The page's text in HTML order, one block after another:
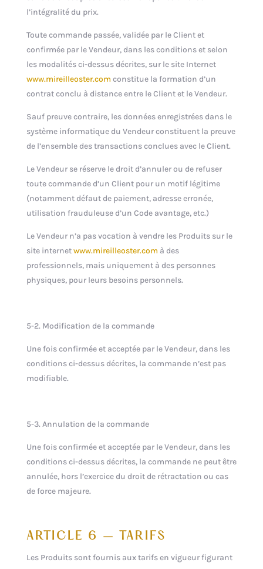
l’intégralité du prix.
Toute commande passée, validée par le Client et
confirmée par le Vendeur, dans les conditions et selon
les modalités ci-dessus décrites, sur le site Internet
www.mireilleoster.com constitue la formation d’un
contrat conclu à distance entre le Client et le Vendeur.
Sauf preuve contraire, les données enregistrées dans le
système informatique du Vendeur constituent la preuve
de l’ensemble des transactions conclues avec le Client.
Le Vendeur se réserve le droit d’annuler ou de refuser
toute commande d’un Client pour un motif légitime
(notamment défaut de paiement, adresse erronée,
utilisation frauduleuse d’un Code avantage, etc.)
Le Vendeur n’a pas vocation à vendre les Produits sur le
site internetwww.mireilleoster.com à des
professionnels, mais uniquement à des personnes
physiques, pour leurs besoins personnels.
5-2. Modification de la commande
Une fois confirmée et acceptée par le Vendeur, dans les
conditions ci-dessus décrites, la commande n’est pas
modifiable.
5-3. Annulation de la commande
Une fois confirmée et acceptée par le Vendeur, dans les
conditions ci-dessus décrites, la commande ne peut être
annulée, hors l’exercice du droit de rétractation ou cas
de force majeure.
ARTICLE 6 – TARIFS
Les Produits sont fournis aux tarifs en vigueur figurant